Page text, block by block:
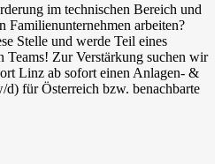
im technischen Bereich und
Familienunternehmen arbeiten?
Stelle und werde Teil eines
Teams! Zur Verstärkung suchen wir
Linz ab sofort einen Anlagen- &
für Österreich bzw. benachbarte